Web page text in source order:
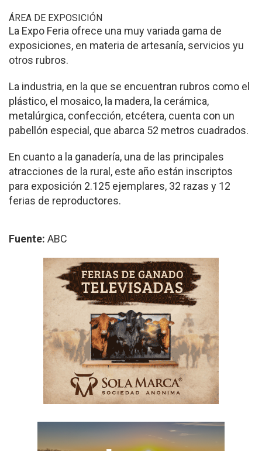
ÁREA DE EXPOSICIÓN
La Expo Feria ofrece una muy variada gama de
exposiciones, en materia de artesanía, servicios yu
otros rubros.
La industria, en la que se encuentran rubros como el
plástico, el mosaico, la madera, la cerámica,
metalúrgica, confección, etcétera, cuenta con un
pabellón especial, que abarca 52 metros cuadrados.
En cuanto a la ganadería, una de las principales
atracciones de la rural, este año están inscriptos
para exposición 2.125 ejemplares, 32 razas y 12
ferias de reproductores.
Fuente: ABC